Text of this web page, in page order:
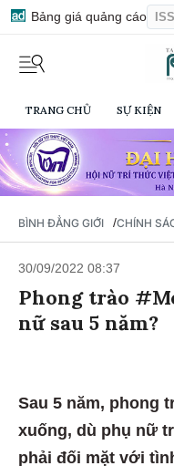
Bảng giá quảng cáo
TRANG CHỦ SỰ KIỆN
BÌNH ĐẲNG GIỚI /CHÍNH
30/09/2022 08:37
Phong trào
nữ sau 5 năm?
Sau 5 năm, phong
xuống, dù phụ nữ
phải đối mặt với